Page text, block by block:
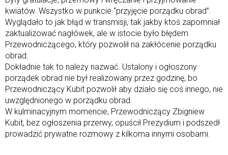
kwiatów. Wszystko w punkcie “przyjęcie porządku obrad”.
Wyglądało to jak błąd w transmisji, tak jakby ktoś zapomniał
zaktualizować nagłówek, ale w istocie było błędem
Przewodniczącego, który pozwolił na zakłócenie porządku
obrad.
Dokładnie tak to należy nazwać. Ustalony i ogłoszony
porządek obrad nie był realizowany przez godzinę, bo
Przewodniczący Kubit pozwolił aby działo się coś innego, nie
uwzględnionego w porządku obrad.
W kulminacyjnym momencie, Przewodniczący Zbigniew
Kubit, bez ogłoszenia przerwy, opuścił Prezydium i podszedł
prowadzić prywatne rozmowy z kilkoma innymi osobami.